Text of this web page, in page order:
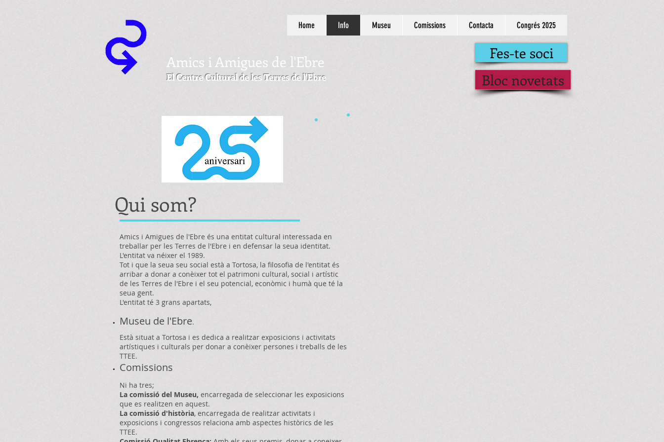
Home Info Museu Comissions Contacta Congrés 2025
Amics i Amigues de l'Ebre
El Centre Cultural de les Terres de l'Ebre
Fes-te soci
Bloc novetats
Amics i Amigues de l'Ebre és una entitat cultural interessada en
treballar per les Terres de l'Ebre i en defensar la seua identitat.
L'entitat va néixer el 1989.
Tot i que la seua seu social està a Tortosa, la filosofia de l'entitat és
arribar a donar a conèixer tot el patrimoni cultural, social i artístic
de les Terres de l'Ebre i el seu potencial, econòmic i humà que té la
seua gent.
L'entitat té 3 grans apartats,
Museu de l'Ebre​.
Està situat a Tortosa i es dedica a realitzar exposicions i activitats
artístiques i culturals per donar a conèixer persones i treballs de les
TTEE.
​​Comissions
Ni ha tres;
La comissió del Museu, encarregada de seleccionar les exposicions
que es realitzen en aquest.
La comissió d'història, encarregada de realitzar activitats i
exposicions i congressos relaciona amb aspectes històrics de les
TTEE.
Qui som?